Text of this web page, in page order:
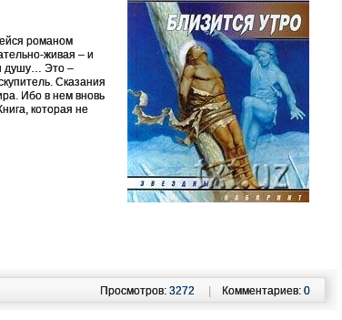
романом
живая – и
душу… Это –
Сказания
Ибо в нем вновь
которая не
Комментариев: 0
Просмотров: 3272